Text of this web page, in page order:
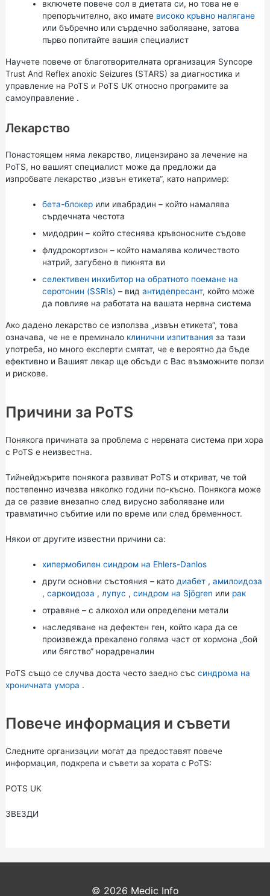
включете повече сол в диетата си, но това не е
препоръчително, ако имате високо кръвно налягане
или бъбречно или сърдечно заболяване, затова
първо попитайте вашия специалист
Научете повече от благотворителната организация Syncope
Trust And Reflex anoxic Seizures (STARS) за диагностика и
управление на PoTS и PoTS UK относно програмитеза
самоуправление.
Лекарство
Понастоящем няма лекарство, лицензирано за лечение на
PoTS, но вашият специалист може да предложи да
изпробвате лекарство „извън етикета“, като например:
бета-блокерили ивабрадин – който намалява
сърдечната честота
мидодрин – който стеснява кръвоносните съдове
флудрокортизон – който намалява количеството
натрий, загубено в пикнята ви
селективен инхибитор на обратното поемане на
серотонин (SSRIs) – вид антидепресант, който може
да повлияе на работата на вашата нервна система
Ако дадено лекарство се използва „извън етикета“, това
означава, че не е преминало клинични изпитвания за тази
употреба, но много експерти смятат, че е вероятно да бъде
ефективно и Вашият лекар ще обсъди с Вас възможните ползи
и рискове.
Причини за PoTS
Понякога причината за проблема с нервната система при хора
с PoTS е неизвестна.
Тийнейджърите понякога развиват PoTS и откриват, че той
постепенно изчезва няколко години по-късно. Понякога може
да се развие внезапно след вирусно заболяване или
травматично събитие или по време или след бременност.
Някои от другите известни причини са:
хипермобилен синдром на Ehlers-Danlos
други основни състояния – като диабет, амилоидоза
, саркоидоза , лупус , синдром на Sjögren или рак
отравяне – с алкохол или определени метали
наследяване на дефектен ген, който кара да се
произвежда прекалено голяма част от хормона „бой
или бягство“ норадреналин
PoTS също се случва доста често заедно със синдрома на
хроничната умора .
Повече информация и съвети
Следните организации могат да предоставят повече
информация, подкрепа и съвети за хората с PoTS:
POTS UK
ЗВЕЗДИ
© 2026 Medic Info